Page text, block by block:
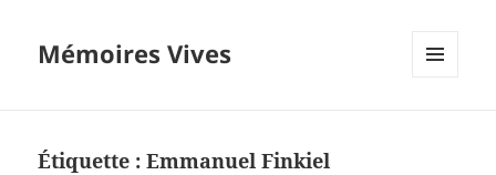
Mémoires Vives
Étiquette :Emmanuel Finkiel